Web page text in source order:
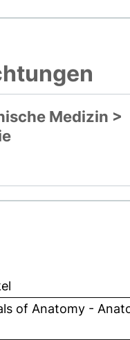
Medizin >
of Anatomy -